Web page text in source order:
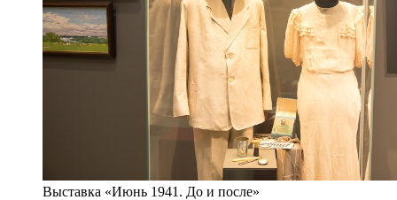
Выставка «Июнь 1941. До и после»